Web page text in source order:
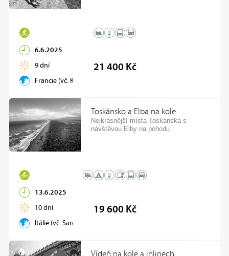
6.6.2025
9 dní
Francie (vč. Korsiky)
21 400 Kč
Toskánsko a Elba na kole
Nejkrásnější místa Toskánska s
návštěvou Elby na pohodu
13.6.2025
10 dní
Itálie (vč. Sardinie, Elba)
19 600 Kč
Vídeň na kole a inlinech